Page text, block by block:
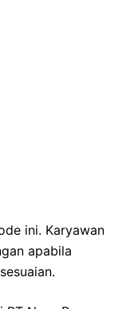
ini. Karyawan
apabila